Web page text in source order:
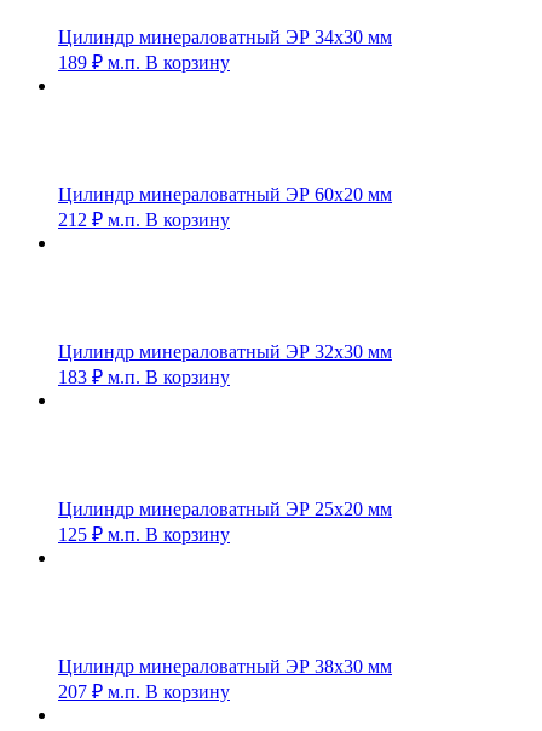
Цилиндр минераловатный ЭР 34х30 мм
189 ₽ м.п. В корзину
Цилиндр минераловатный ЭР 60х20 мм
212 ₽ м.п. В корзину
Цилиндр минераловатный ЭР 32х30 мм
183 ₽ м.п. В корзину
Цилиндр минераловатный ЭР 25х20 мм
125 ₽ м.п. В корзину
Цилиндр минераловатный ЭР 38х30 мм
207 ₽ м.п. В корзину